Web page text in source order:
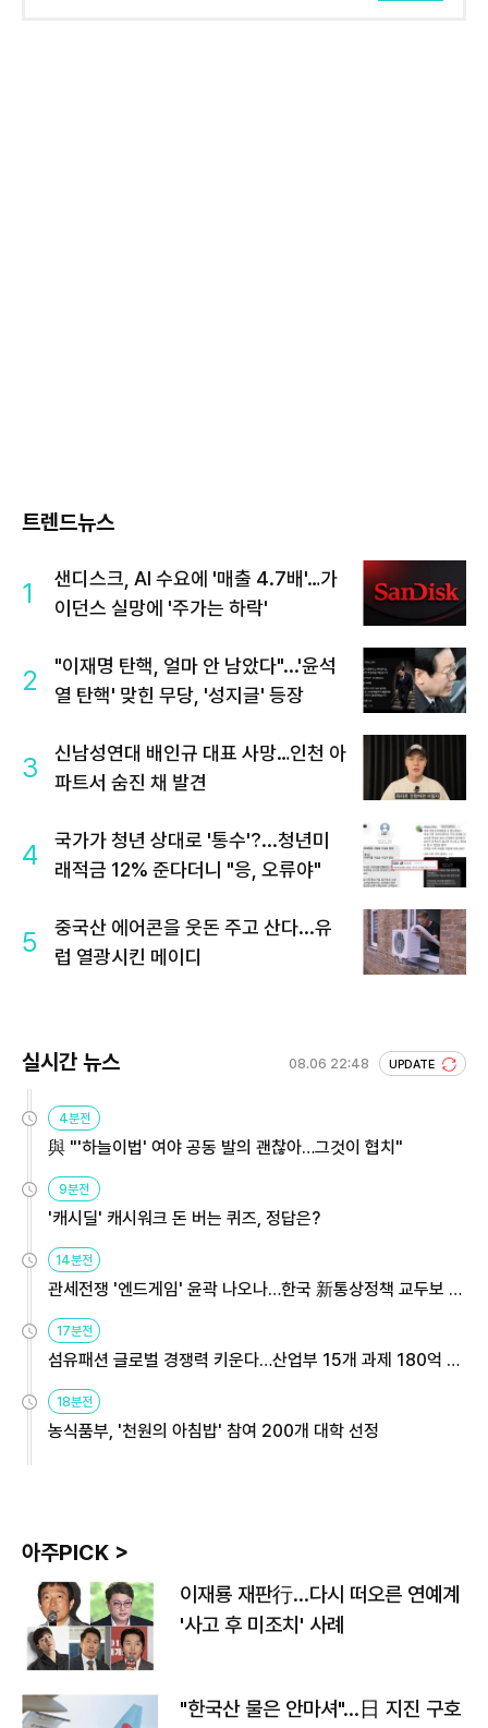
트렌드뉴스
1
샌디스크, AI 수요에 '매출 4.7배'…가
이던스 실망에 '주가는 하락'
2
"이재명 탄핵, 얼마 안 남았다"...'윤석
열 탄핵' 맞힌 무당, '성지글' 등장
3
신남성연대 배인규 대표 사망…인천 아
파트서 숨진 채 발견
4
국가가 청년 상대로 '통수'?...청년미
래적금 12% 준다더니 "응, 오류야"
5
중국산 에어콘을 웃돈 주고 산다...유
럽 열광시킨 메이디
실시간 뉴스 08.06 22:48 UPDATE
4분전
與 "'하늘이법' 여야 공동 발의 괜찮아…그것이 협치"
9분전
'캐시딜' 캐시워크 돈 버는 퀴즈, 정답은?
14분전
관세전쟁 '엔드게임' 윤곽 나오나…한국 新통상정책 교두보 활
용해야
17분전
섬유패션 글로벌 경쟁력 키운다…산업부 15개 과제 180억 지
원
18분전
농식품부, '천원의 아침밥' 참여 200개 대학 선정
아주PICK >
이재룡 재판行…다시 떠오른 연예계
'사고 후 미조치' 사례
"한국산 물은 안마셔"…日 지진 구호